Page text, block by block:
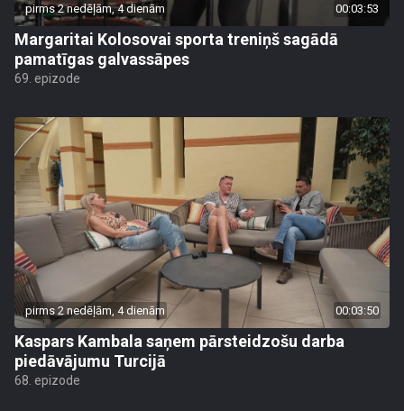
pirms 2 nedēļām, 4 dienām 00:03:53
Margaritai Kolosovai sporta treniņš sagādā
pamatīgas galvassāpes
69. epizode
pirms 2 nedēļām, 4 dienām 00:03:50
Kaspars Kambala saņem pārsteidzošu darba
piedāvājumu Turcijā
68. epizode